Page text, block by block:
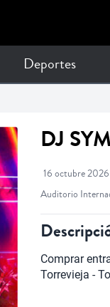
Deportes
DJ
16 octubre 2026
Auditorio
Comprar
Torrevieja -